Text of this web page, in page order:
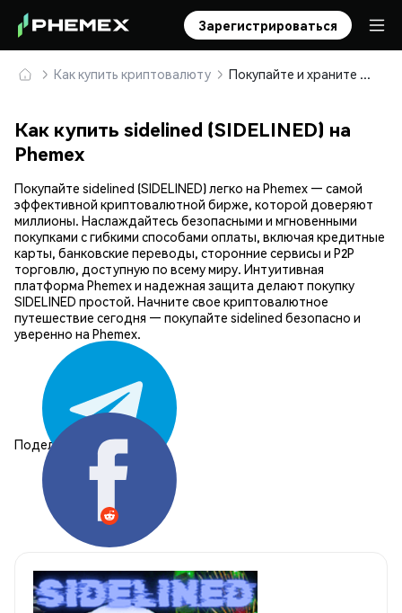
Зарегистрироваться
Как купить криптовалюту Покупайте и храните sidelined (SIDELINED) безопасно
Как купить sidelined (SIDELINED) на
Phemex
Покупайте sidelined (SIDELINED) легко на Phemex — самой
эффективной криптовалютной бирже, которой доверяют
миллионы. Наслаждайтесь безопасными и мгновенными
покупками с гибкими способами оплаты, включая кредитные
карты, банковские переводы, сторонние сервисы и P2P
торговлю, доступную по всему миру. Интуитивная
платформа Phemex и надежная защита делают покупку
SIDELINED простой. Начните свое криптовалютное
путешествие сегодня — покупайте sidelined безопасно и
уверенно на Phemex.
Поделиться: